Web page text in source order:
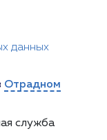
данных
Отрадном
служба